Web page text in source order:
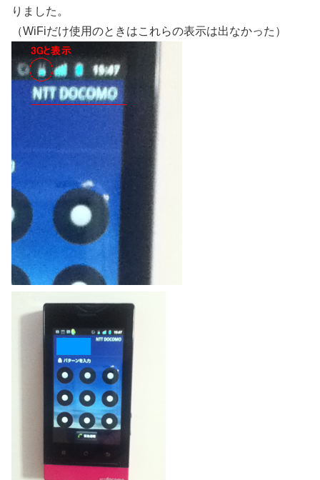
りました。
（WiFiだけ使用のときはこれらの表示は出なかった）